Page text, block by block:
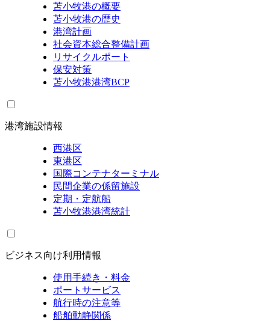
苫小牧港の概要
苫小牧港の歴史
港湾計画
社会資本総合整備計画
リサイクルポート
保安対策
苫小牧港港湾BCP
港湾施設情報
西港区
東港区
国際コンテナターミナル
民間企業の係留施設
定期・定航船
苫小牧港港湾統計
ビジネス向け利用情報
使用手続き・料金
ポートサービス
航行時の注意等
船舶動静関係